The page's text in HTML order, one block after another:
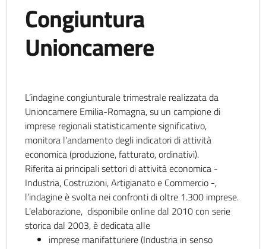
Congiuntura
Unioncamere
L’indagine congiunturale trimestrale realizzata da
Unioncamere Emilia-Romagna, su un campione di
imprese regionali statisticamente significativo,
monitora l'andamento degli indicatori di attività
economica (produzione, fatturato, ordinativi).
Riferita ai principali settori di attività economica -
Industria, Costruzioni, Artigianato e Commercio -,
l’indagine è svolta nei confronti di oltre 1.300 imprese.
L'elaborazione, disponibile online dal 2010 con serie
storica dal 2003, è dedicata alle
imprese manifatturiere (Industria in senso